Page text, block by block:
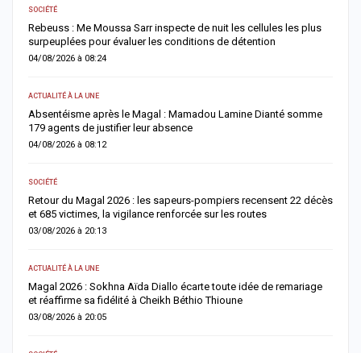
SOCIÉTÉ
Rebeuss : Me Moussa Sarr inspecte de nuit les cellules les plus
surpeuplées pour évaluer les conditions de détention
04/08/2026 à 08:24
ACTUALITÉ À LA UNE
Absentéisme après le Magal : Mamadou Lamine Dianté somme
179 agents de justifier leur absence
04/08/2026 à 08:12
SOCIÉTÉ
Retour du Magal 2026 : les sapeurs-pompiers recensent 22 décès
et 685 victimes, la vigilance renforcée sur les routes
03/08/2026 à 20:13
ACTUALITÉ À LA UNE
Magal 2026 : Sokhna Aïda Diallo écarte toute idée de remariage
et réaffirme sa fidélité à Cheikh Béthio Thioune
03/08/2026 à 20:05